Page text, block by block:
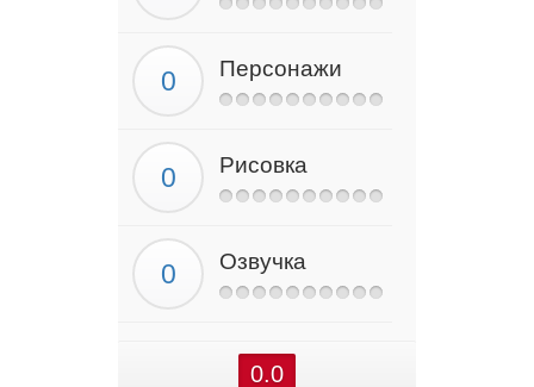
Персонажи
Рисовка
Озвучка
0.0